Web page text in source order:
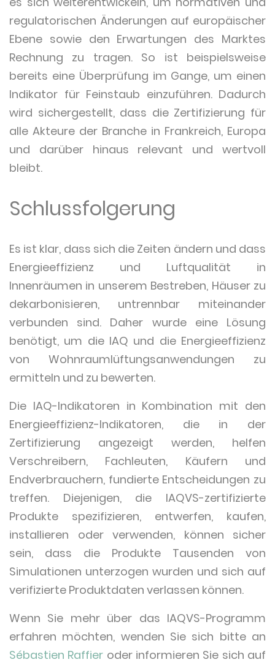
regulatorischen Änderungen auf europäischer
Ebene sowie den Erwartungen des Marktes
Rechnung zu tragen. So ist beispielsweise
bereits eine Überprüfung im Gange, um einen
Indikator für Feinstaub einzuführen. Dadurch
wird sichergestellt, dass die Zertifizierung für
alle Akteure der Branche in Frankreich, Europa
und darüber hinaus relevant und wertvoll
bleibt.
Schlussfolgerung
Es ist klar, dass sich die Zeiten ändern und dass
Energieeffizienz und Luftqualität in
Innenräumen in unserem Bestreben, Häuser zu
dekarbonisieren, untrennbar miteinander
verbunden sind. Daher wurde eine Lösung
benötigt, um die IAQ und die Energieeffizienz
von Wohnraumlüftungsanwendungen zu
ermitteln und zu bewerten.
Die IAQ-Indikatoren in Kombination mit den
Energieeffizienz-Indikatoren, die in der
Zertifizierung angezeigt werden, helfen
Verschreibern, Fachleuten, Käufern und
Endverbrauchern, fundierte Entscheidungen zu
treffen. Diejenigen, die IAQVS-zertifizierte
Produkte spezifizieren, entwerfen, kaufen,
installieren oder verwenden, können sicher
sein, dass die Produkte Tausenden von
Simulationen unterzogen wurden und sich auf
verifizierte Produktdaten verlassen können.
Wenn Sie mehr über das IAQVS-Programm
erfahren möchten, wenden Sie sich bitte an
Sébastien Raffier oder informieren Sie sich auf